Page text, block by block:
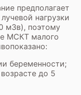
предполагает
нагрузки
мЗв), поэтому
МСКТ малого
беременности;
до 5